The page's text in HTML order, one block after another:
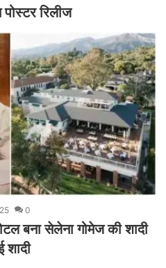
रिलीज
0
बना सेलेना गोमेज की शादी
शादी